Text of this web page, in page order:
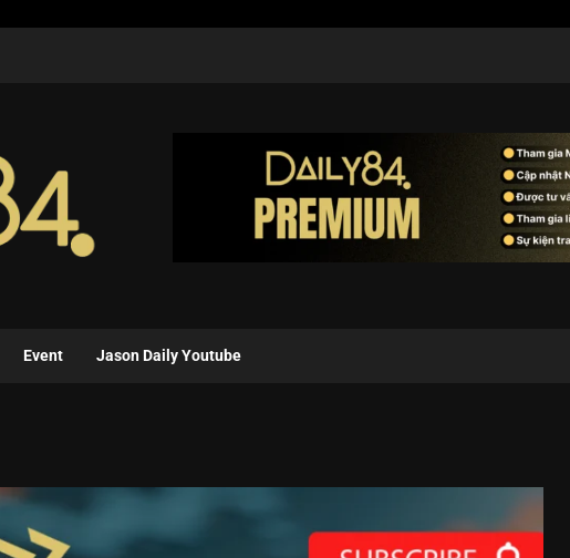
Event Jason Daily Youtube